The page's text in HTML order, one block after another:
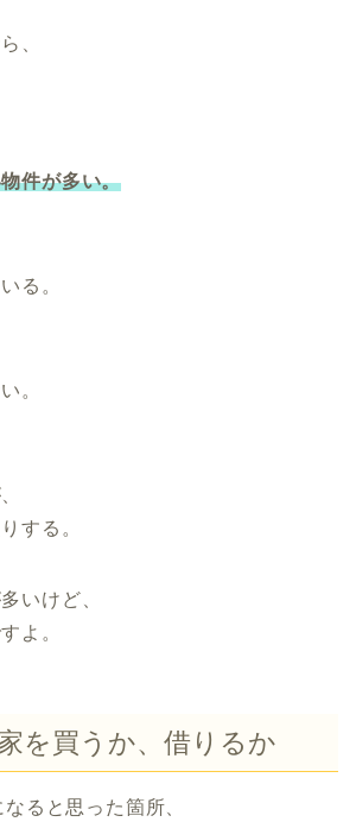
、
件が多い。
る。
。
する。
いけど、
よ。
を買うか、借りるか
ると思った箇所、